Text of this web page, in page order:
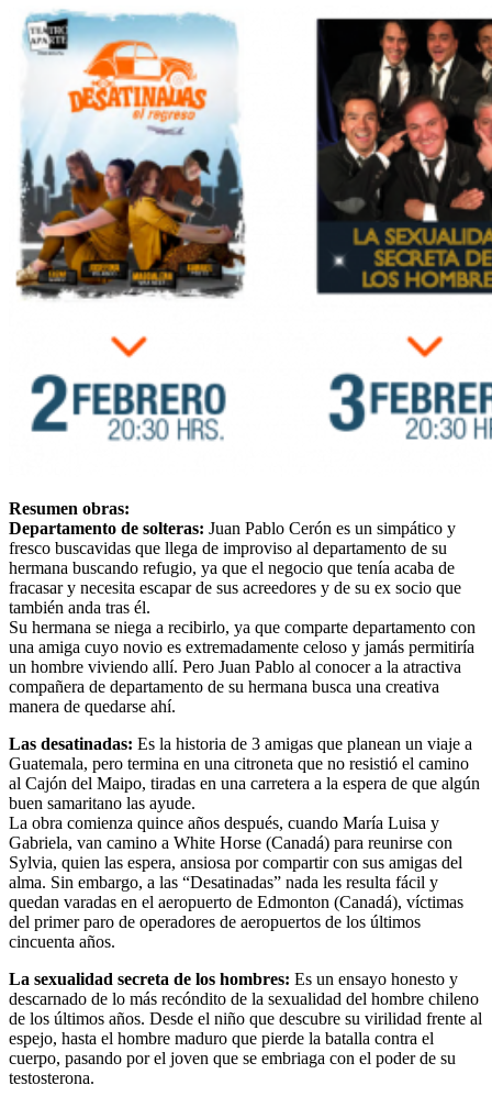
Resumen obras:
Departamento de solteras: Juan Pablo Cerón es un simpático y
fresco buscavidas que llega de improviso al departamento de su
hermana buscando refugio, ya que el negocio que tenía acaba de
fracasar y necesita escapar de sus acreedores y de su ex socio que
también anda tras él.
Su hermana se niega a recibirlo, ya que comparte departamento con
una amiga cuyo novio es extremadamente celoso y jamás permitiría
un hombre viviendo allí. Pero Juan Pablo al conocer a la atractiva
compañera de departamento de su hermana busca una creativa
manera de quedarse ahí.
Las desatinadas: Es la historia de 3 amigas que planean un viaje a
Guatemala, pero termina en una citroneta que no resistió el camino
al Cajón del Maipo, tiradas en una carretera a la espera de que algún
buen samaritano las ayude.
La obra comienza quince años después, cuando María Luisa y
Gabriela, van camino a White Horse (Canadá) para reunirse con
Sylvia, quien las espera, ansiosa por compartir con sus amigas del
alma. Sin embargo, a las “Desatinadas” nada les resulta fácil y
quedan varadas en el aeropuerto de Edmonton (Canadá), víctimas
del primer paro de operadores de aeropuertos de los últimos
cincuenta años.
La sexualidad secreta de los hombres: Es un ensayo honesto y
descarnado de lo más recóndito de la sexualidad del hombre chileno
de los últimos años. Desde el niño que descubre su virilidad frente al
espejo, hasta el hombre maduro que pierde la batalla contra el
cuerpo, pasando por el joven que se embriaga con el poder de su
testosterona.